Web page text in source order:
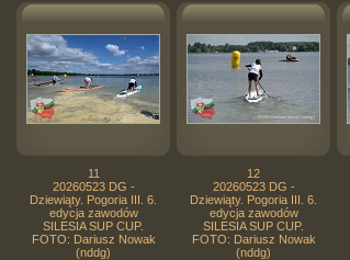
11
20260523 DG -
Dziewiąty. Pogoria III. 6.
edycja zawodów
SILESIA SUP CUP.
FOTO: Dariusz Nowak
(nddg)
12
20260523 DG -
Dziewiąty. Pogoria III. 6.
edycja zawodów
SILESIA SUP CUP.
FOTO: Dariusz Nowak
(nddg)